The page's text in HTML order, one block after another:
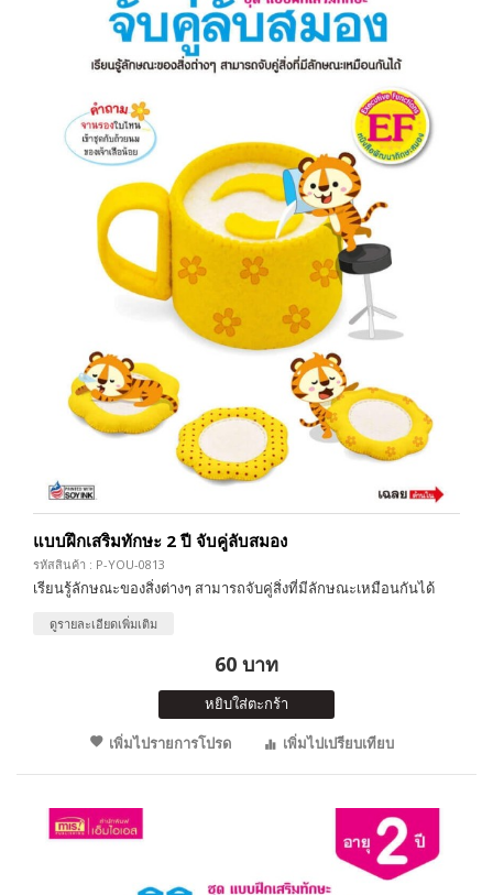
แบบฝึกเสริมทักษะ 2 ปี จับคู่ลับสมอง
รหัสสินค้า : P-YOU-0813
เรียนรู้ลักษณะของสิ่งต่างๆ สามารถจับคู่สิ่งที่มีลักษณะเหมือนกันได้
ดูรายละเอียดเพิ่มเติม
60 บาท
หยิบใส่ตะกร้า
เพิ่มไปรายการโปรด
เพิ่มไปเปรียบเทียบ